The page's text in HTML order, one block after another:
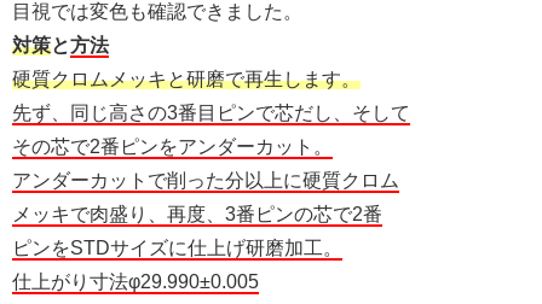
目視では変色も確認できました。
対策と方法
硬質クロムメッキと研磨で再生します。
先ず、同じ高さの3番目ピンで芯だし、そして
その芯で2番ピンをアンダーカット。
アンダーカットで削った分以上に硬質クロム
メッキで肉盛り、再度、3番ピンの芯で2番
ピンをSTDサイズに仕上げ研磨加工。
仕上がり寸法φ29.990±0.005